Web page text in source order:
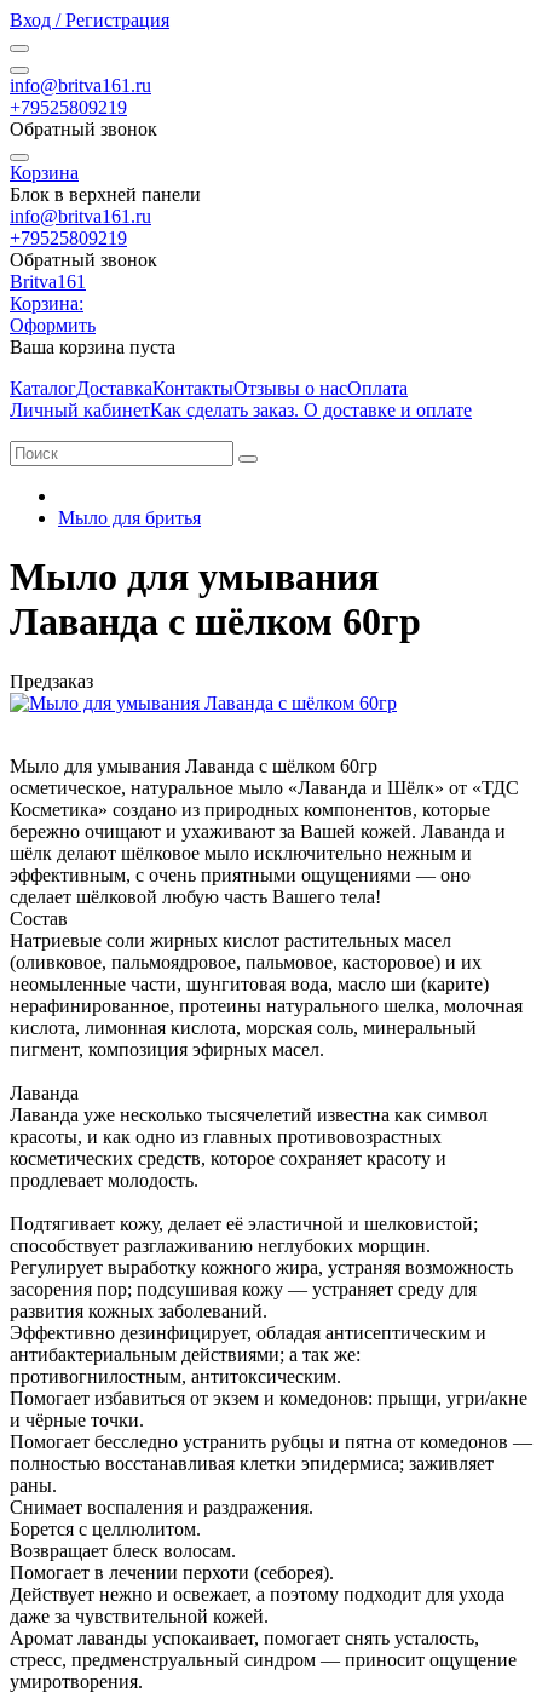
Вход / Регистрация
info@britva161.ru
+79525809219
Обратный звонок
Корзина
Блок в верхней панели
info@britva161.ru
+79525809219
Обратный звонок
Britva161
Корзина:
Оформить
Ваша корзина пуста
КаталогДоставкаКонтактыОтзывы о насОплата
Личный кабинетКак сделать заказ. О доставке и оплате
Мыло для бритья
Мыло для умывания
Лаванда с шёлком 60гр
Предзаказ
Мыло для умывания Лаванда с шёлком 60гр
осметическое, натуральное мыло «Лаванда и Шёлк» от «ТДС
Косметика» создано из природных компонентов, которые
бережно очищают и ухаживают за Вашей кожей. Лаванда и
шёлк делают шёлковое мыло исключительно нежным и
эффективным, с очень приятными ощущениями — оно
сделает шёлковой любую часть Вашего тела!
Состав
Натриевые соли жирных кислот растительных масел
(оливковое, пальмоядровое, пальмовое, касторовое) и их
неомыленные части, шунгитовая вода, масло ши (карите)
нерафинированное, протеины натурального шелка, молочная
кислота, лимонная кислота, морская соль, минеральный
пигмент, композиция эфирных масел.
Лаванда
Лаванда уже несколько тысячелетий известна как символ
красоты, и как одно из главных противовозрастных
косметических средств, которое сохраняет красоту и
продлевает молодость.
Подтягивает кожу, делает её эластичной и шелковистой;
способствует разглаживанию неглубоких морщин.
Регулирует выработку кожного жира, устраняя возможность
засорения пор; подсушивая кожу — устраняет среду для
развития кожных заболеваний.
Эффективно дезинфицирует, обладая антисептическим и
антибактериальным действиями; а так же:
противогнилостным, антитоксическим.
Помогает избавиться от экзем и комедонов: прыщи, угри/акне
и чёрные точки.
Помогает бесследно устранить рубцы и пятна от комедонов —
полностью восстанавливая клетки эпидермиса; заживляет
раны.
Снимает воспаления и раздражения.
Борется с целлюлитом.
Возвращает блеск волосам.
Помогает в лечении перхоти (себорея).
Действует нежно и освежает, а поэтому подходит для ухода
даже за чувствительной кожей.
Аромат лаванды успокаивает, помогает снять усталость,
стресс, предменструальный синдром — приносит ощущение
умиротворения.